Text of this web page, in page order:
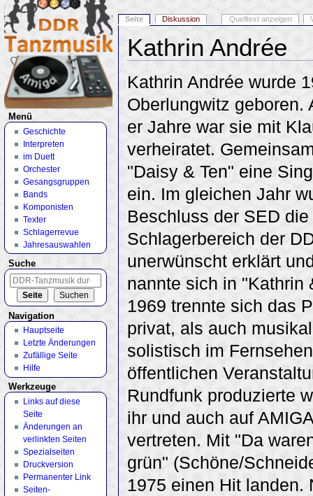
Kathrin Andrée
Kathrin Andrée wurde
Oberlungwitz geboren.
er Jahre war sie mit
verheiratet.
"Daisy & Ten" eine
ein. Im gleichen Jahr
Beschluss der SED
Schlagerbereich der
unerwünscht erklärt
nannte sich in "Kathrin
1969 trennte sich das
privat, als auch
solistisch im
öffentlichen
Rundfunk produzierte
ihr und auch auf
vertreten. Mit "Da
grün" (Schöne/
1975 einen Hit landen.
Seite Diskussion Quelltext anzeigen
Menü
Geschichte
Interpreten
im Duett
Orchester
Gesangsgruppen
Bands
Komponisten
Texter
Schlagerrevue
Jahresauswahlen
Suche
Navigation
Hauptseite
Letzte Änderungen
Zufällige Seite
Hilfe
Werkzeuge
Links auf diese
Seite
Änderungen an
verlinkten Seiten
Spezialseiten
Druckversion
Permanenter Link
Seiten­